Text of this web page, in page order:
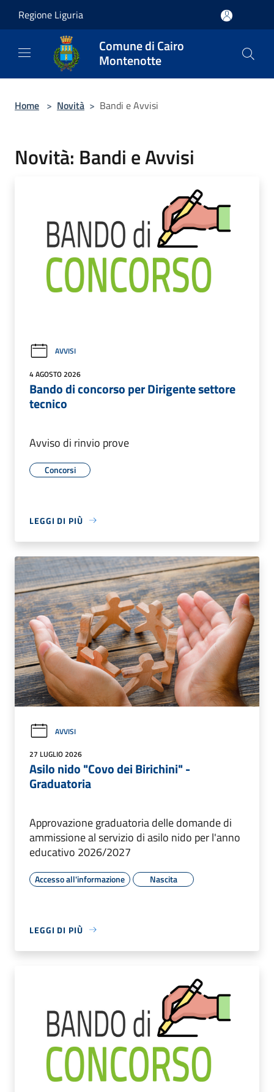
Regione Liguria
Comune di Cairo
Montenotte
Home > Novità > Bandi e Avvisi
Novità: Bandi e Avvisi
AVVISI
4 AGOSTO 2026
Bando di concorso per Dirigente settore
tecnico
Avviso di rinvio prove
Concorsi
LEGGI DI PIÙ
AVVISI
27 LUGLIO 2026
Asilo nido "Covo dei Birichini" -
Graduatoria
Approvazione graduatoria delle domande di
ammissione al servizio di asilo nido per l'anno
educativo 2026/2027
Accesso all'informazione Nascita
LEGGI DI PIÙ